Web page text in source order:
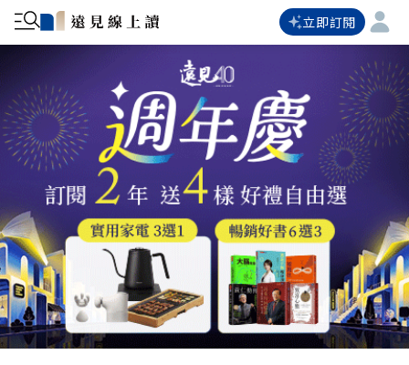
立即訂閱